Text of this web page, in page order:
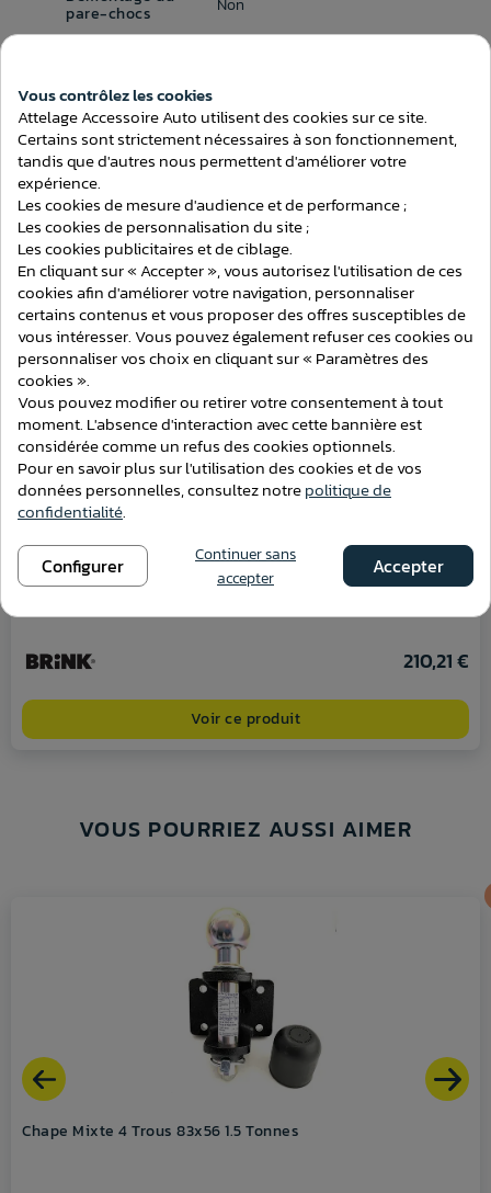
pare-chocs Non
ATTELAGES
Attelage BMW Série X3 (F25) 4x4 du 11/2010 au 03/2014 [Col
210,21 €
Voir ce produit
VOUS POURRIEZ AUSSI AIMER
Chape Mixte 4 Trous 83x56 1.5 Tonnes
Vous contrôlez les cookies
Attelage Accessoire Auto utilisent des cookies sur ce site.
Certains sont strictement nécessaires à son fonctionnement,
tandis que d'autres nous permettent d'améliorer votre
expérience.
Les cookies de mesure d'audience et de performance ;
Les cookies de personnalisation du site ;
Les cookies publicitaires et de ciblage.
En cliquant sur « Accepter », vous autorisez l'utilisation de ces
cookies afin d'améliorer votre navigation, personnaliser
certains contenus et vous proposer des offres susceptibles de
vous intéresser. Vous pouvez également refuser ces cookies ou
personnaliser vos choix en cliquant sur « Paramètres des
cookies ».
Vous pouvez modifier ou retirer votre consentement à tout
moment. L'absence d'interaction avec cette bannière est
considérée comme un refus des cookies optionnels.
Pour en savoir plus sur l'utilisation des cookies et de vos
données personnelles, consultez notrepolitique de
confidentialité.
Configurer
Continuer sans
accepter
Accepter